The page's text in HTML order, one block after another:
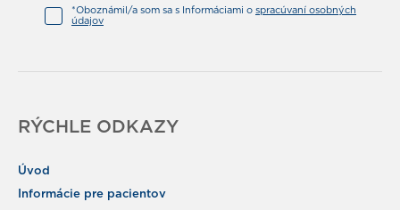
*Oboznámil/a som sa s Informáciami o spracúvaní osobných
údajov
RÝCHLE ODKAZY
Úvod
Informácie pre pacientov